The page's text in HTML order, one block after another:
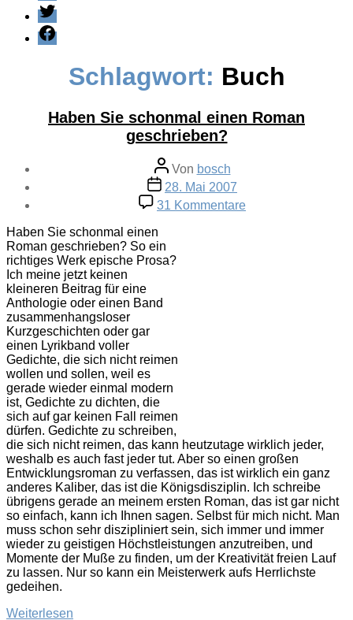
Twitter
Facebook
Schlagwort: Buch
Haben Sie schonmal einen Roman
geschrieben?
Beitragsautor
Von bosch
Veröffentlichungsdatum
28. Mai 2007
31 Kommentare
Haben
Haben Sie schonmal einen
Roman geschrieben? So ein
richtiges Werk epische Prosa?
Ich meine jetzt keinen
kleineren Beitrag für eine
Anthologie oder einen Band
zusammenhangsloser
Kurzgeschichten oder gar
einen Lyrikband voller
Gedichte, die sich nicht reimen
wollen und sollen, weil es
gerade wieder einmal modern
ist, Gedichte zu dichten, die
sich auf gar keinen Fall reimen
dürfen. Gedichte zu schreiben,
die sich nicht reimen, das kann heutzutage wirklich jeder,
weshalb es auch fast jeder tut. Aber so einen großen
Entwicklungsroman zu verfassen, das ist wirklich ein ganz
anderes Kaliber, das ist die Königsdisziplin. Ich schreibe
übrigens gerade an meinem ersten Roman, das ist gar nicht
so einfach, kann ich Ihnen sagen. Selbst für mich nicht. Man
muss schon sehr diszipliniert sein, sich immer und immer
wieder zu geistigen Höchstleistungen anzutreiben, und
Momente der Muße zu finden, um der Kreativität freien Lauf
zu lassen. Nur so kann ein Meisterwerk aufs Herrlichste
gedeihen.
Weiterlesen